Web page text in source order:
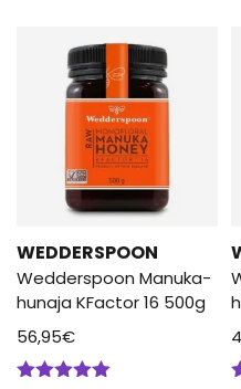
WEDDERSPOON
Wedderspoon Manuka-
hunaja KFactor 16 500g
56,95€